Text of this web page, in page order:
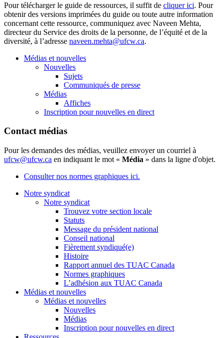
Pour télécharger le guide de ressources, il suffit de cliquer ici. Pour
obtenir des versions imprimées du guide ou toute autre information
concernant cette ressource, communiquez avec Naveen Mehta,
directeur du Service des droits de la personne, de l’équité et de la
diversité, à l’adresse naveen.mehta@ufcw.ca.
Médias et nouvelles
Nouvelles
Sujets
Communiqués de presse
Médias
Affiches
Inscription pour nouvelles en direct
Contact médias
Pour les demandes des médias, veuillez envoyer un courriel à
ufcw@ufcw.ca en indiquant le mot « Média » dans la ligne d'objet.
Consulter nos normes graphiques ici.
Notre syndicat
Notre syndicat
Trouvez votre section locale
Statuts
Message du président national
Conseil national
Fièrement syndiqué(e)
Histoire
Rapport annuel des TUAC Canada
Normes graphiques
L’adhésion aux TUAC Canada
Médias et nouvelles
Médias et nouvelles
Nouvelles
Médias
Inscription pour nouvelles en direct